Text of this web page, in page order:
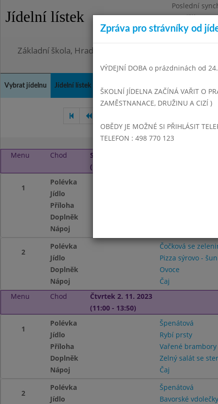
Jídelní lístek
Poslední
Pondělí
Omezení
Základní škola, Hradec Králové, Bezručova 1468
Vybrat jídelnu Jídelní lístek
Menu Chod
Středa 1. 11. 2023
(11:00 - 13:50)
1
Polévka
Jídlo
Příloha
Doplněk
Nápoj
2
Polévka
Čočková se
Jídlo
Pizza sýrovo -
Doplněk
Ovoce
Nápoj
Čaj
Menu
Chod
Čtvrtek 2. 11. 2023
(11:00 - 13:50)
1
Polévka
Špenátová
Jídlo
Rybí prsty
Příloha
Vařené
Doplněk
Zelný salát se
Nápoj
Čaj
2
Polévka
Špenátová
Jídlo
Bavorské vdolečky
Zpráva pro strávníky od
VÝDEJNÍ DOBA o prázdninách od
ŠKOLNÍ JÍDELNA ZAČÍNÁ VAŘIT O
ZAMĚSTNANACE, DRUŽINU A CIZÍ )
OBĚDY JE MOŽNÉ SI PŘIHLÁSIT
TELEFON : 498 770 123